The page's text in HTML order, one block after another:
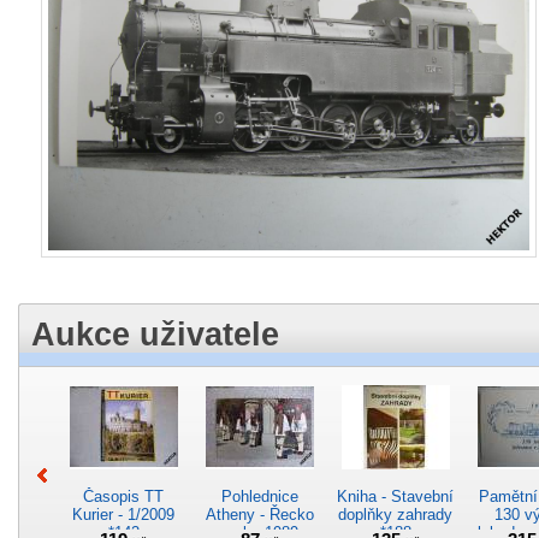
Aukce uživatele
Časopis TT
Kurier - 1/2009
*142
Pohlednice
Atheny - Řecko
z roku 1989.
Kniha - Stavební
doplňky zahrady
*188
130